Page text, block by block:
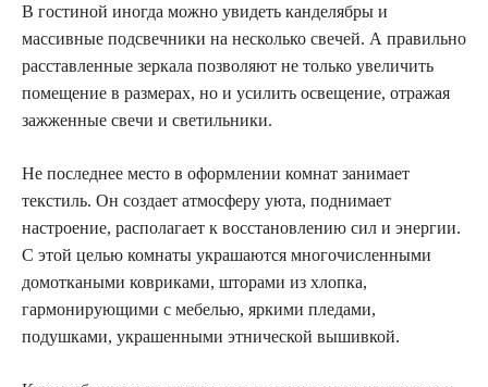
В гостиной иногда можно увидеть канделябры и
массивные подсвечники на несколько свечей. А правильно
расставленные зеркала позволяют не только увеличить
помещение в размерах, но и усилить освещение, отражая
зажженные свечи и светильники.
Не последнее место в оформлении комнат занимает
текстиль. Он создает атмосферу уюта, поднимает
настроение, располагает к восстановлению сил и энергии.
С этой целью комнаты украшаются многочисленными
домоткаными ковриками, шторами из хлопка,
гармонирующими с мебелью, яркими пледами,
подушками, украшенными этнической вышивкой.